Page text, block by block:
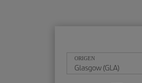
ORIGEN